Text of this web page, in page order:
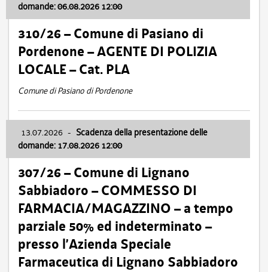
domande: 06.08.2026 12:00
310/26 – Comune di Pasiano di
Pordenone – AGENTE DI POLIZIA
LOCALE – Cat. PLA
Comune di Pasiano di Pordenone
13.07.2026 - Scadenza della presentazione delle
domande: 17.08.2026 12:00
307/26 – Comune di Lignano
Sabbiadoro – COMMESSO DI
FARMACIA/MAGAZZINO – a tempo
parziale 50% ed indeterminato –
presso l’Azienda Speciale
Farmaceutica di Lignano Sabbiadoro